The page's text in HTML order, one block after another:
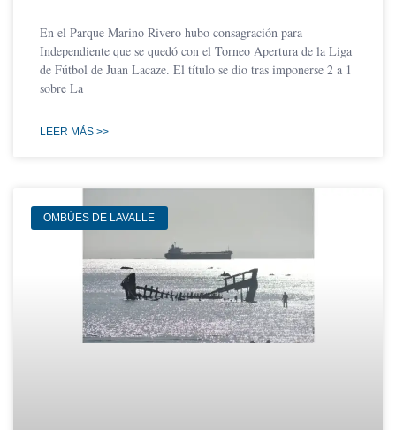
En el Parque Marino Rivero hubo consagración para
Independiente que se quedó con el Torneo Apertura de la Liga
de Fútbol de Juan Lacaze. El título se dio tras imponerse 2 a 1
sobre La
LEER MÁS >>
OMBÚES DE LAVALLE